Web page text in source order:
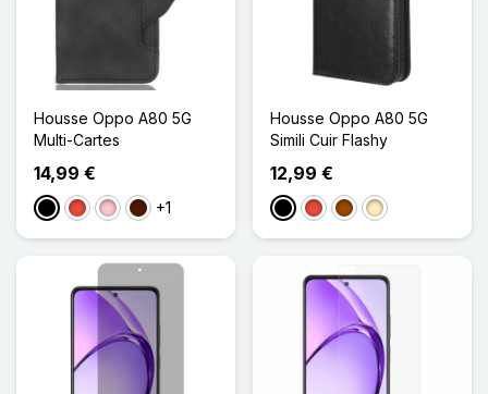
Housse Oppo A80 5G
Multi-Cartes
14,99 €
NoirRougeRoseMarron Foncé
+1
Housse Oppo A80 5G
Simili Cuir Flashy
12,99 €
NoirRougeMarron
Doré